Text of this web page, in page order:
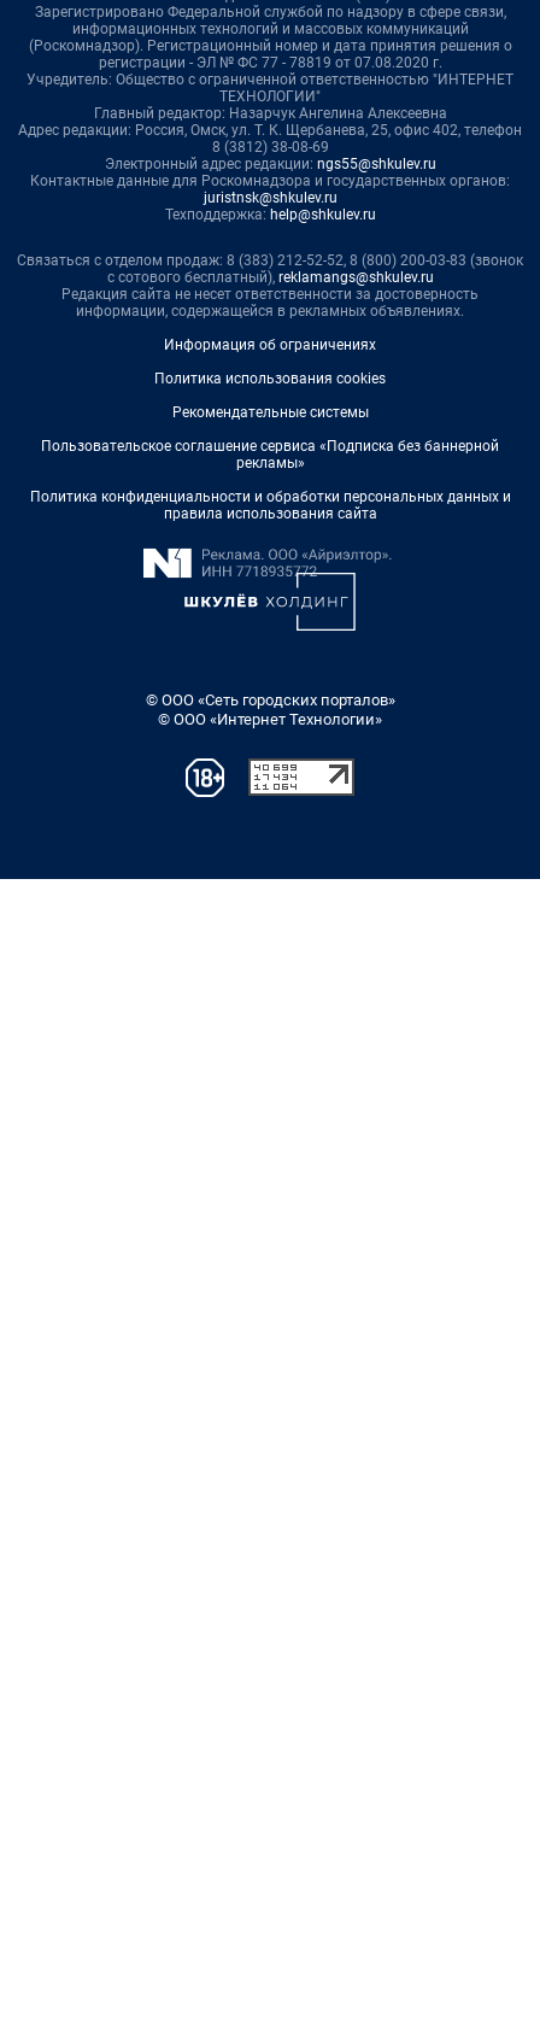
Зарегистрировано Федеральной службой по надзору в сфере связи,
информационных технологий и массовых коммуникаций
(Роскомнадзор). Регистрационный номер и дата принятия решения о
регистрации - ЭЛ № ФС 77 - 78819 от 07.08.2020 г.
Учредитель: Общество с ограниченной ответственностью "ИНТЕРНЕТ
ТЕХНОЛОГИИ"
Главный редактор: Назарчук Ангелина Алексеевна
Адрес редакции: Россия, Омск, ул. Т. К. Щербанева, 25, офис 402, телефон
8 (3812) 38-08-69
Электронный адрес редакции: ngs55@shkulev.ru
Контактные данные для Роскомнадзора и государственных органов:
juristnsk@shkulev.ru
Техподдержка: help@shkulev.ru
Связаться с отделом продаж: 8 (383) 212-52-52, 8 (800) 200-03-83 (звонок
с сотового бесплатный), reklamangs@shkulev.ru
Редакция сайта не несет ответственности за достоверность
информации, содержащейся в рекламных объявлениях.
Информация об ограничениях
Политика использования cookies
Рекомендательные системы
Пользовательское соглашение сервиса «Подписка без баннерной
рекламы»
Политика конфиденциальности и обработки персональных данных и
правила использования сайта
© ООО «Сеть городских порталов»
© ООО «Интернет Технологии»